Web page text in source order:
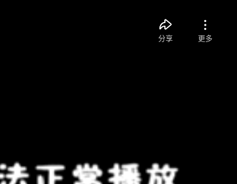
分享 更多